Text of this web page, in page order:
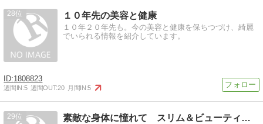
28 １０年先の美容と健康
１０年２０年先も。今の美容と健康を保ちつづけ、綺麗
でいられる情報を紹介しています。
1808823
週間IN:5 週間OUT:20 月間IN:5
29 素敵な身体に憧れて スリム＆ビューティーに